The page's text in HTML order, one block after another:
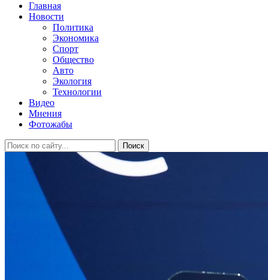
Главная
Новости
Политика
Экономика
Спорт
Общество
Авто
Экология
Технологии
Видео
Мнения
Фотожабы
Поиск